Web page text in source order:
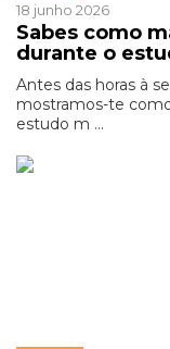
18 junho 2026
Sabes como
durante o
Antes das horas à
mostramos-te
estudo m ...